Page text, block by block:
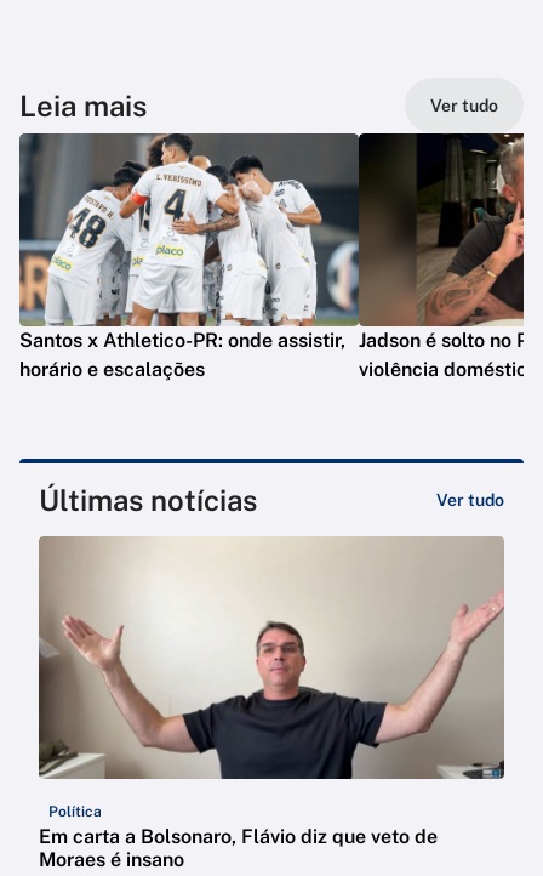
Leia mais Ver tudo
Santos x Athletico-PR: onde assistir,
horário e escalações
Jadson é solto no
violência doméstica
Últimas notícias Ver tudo
Política
Em carta a Bolsonaro, Flávio diz que veto de
Moraes é insano